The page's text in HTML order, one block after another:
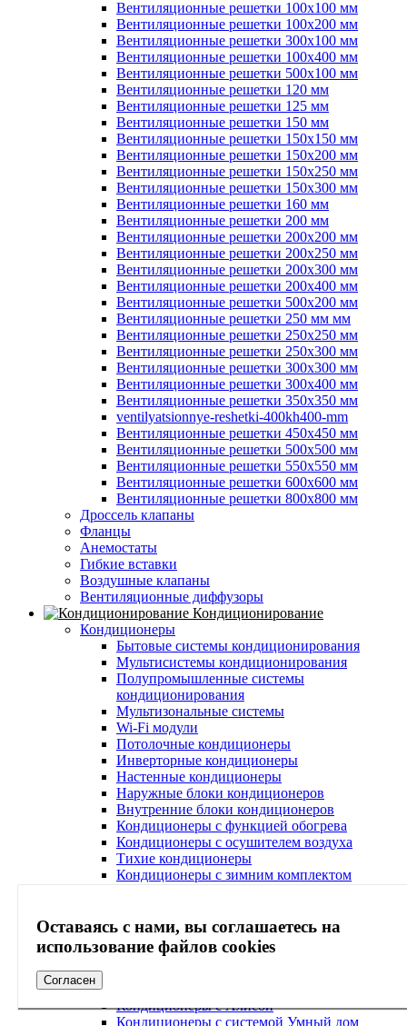
Оставаясь с нами, вы соглашаетесь на
использование файлов cookies
Согласен
Вентиляционные решетки 100х100 мм
Вентиляционные решетки 100х200 мм
Вентиляционные решетки 300х100 мм
Вентиляционные решетки 100х400 мм
Вентиляционные решетки 500х100 мм
Вентиляционные решетки 120 мм
Вентиляционные решетки 125 мм
Вентиляционные решетки 150 мм
Вентиляционные решетки 150х150 мм
Вентиляционные решетки 150х200 мм
Вентиляционные решетки 150х250 мм
Вентиляционные решетки 150х300 мм
Вентиляционные решетки 160 мм
Вентиляционные решетки 200 мм
Вентиляционные решетки 200х200 мм
Вентиляционные решетки 200х250 мм
Вентиляционные решетки 200х300 мм
Вентиляционные решетки 200х400 мм
Вентиляционные решетки 500х200 мм
Вентиляционные решетки 250 мм мм
Вентиляционные решетки 250х250 мм
Вентиляционные решетки 250х300 мм
Вентиляционные решетки 300х300 мм
Вентиляционные решетки 300х400 мм
Вентиляционные решетки 350х350 мм
ventilyatsionnye-reshetki-400kh400-mm
Вентиляционные решетки 450х450 мм
Вентиляционные решетки 500х500 мм
Вентиляционные решетки 550х550 мм
Вентиляционные решетки 600х600 мм
Вентиляционные решетки 800х800 мм
Дроссель клапаны
Фланцы
Анемостаты
Гибкие вставки
Воздушные клапаны
Вентиляционные диффузоры
Кондиционирование
Кондиционеры
Бытовые системы кондиционирования
Мультисистемы кондиционирования
Полупромышленные системы
кондиционирования
Мультизональные системы
Wi-Fi модули
Потолочные кондиционеры
Инверторные кондиционеры
Настенные кондиционеры
Наружные блоки кондиционеров
Внутренние блоки кондиционеров
Кондиционеры с функцией обогрева
Кондиционеры с осушителем воздуха
Тихие кондиционеры
Кондиционеры с зимним комплектом
Кондиционеры с Wi-Fi
Кондиционеры с очисткой воздуха
Кондиционеры с ультрафиолетовой лампой
Кондиционеры с Алисой
Кондиционеры с системой Умный дом